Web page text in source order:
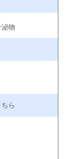
物